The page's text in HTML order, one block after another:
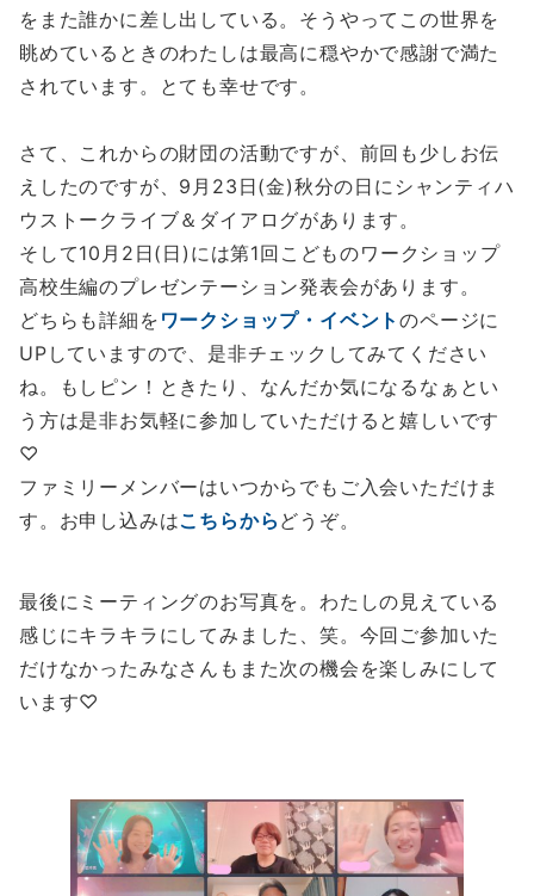
をまた誰かに差し出している。そうやってこの世界を
眺めているときのわたしは最高に穏やかで感謝で満た
されています。とても幸せです。
さて、これからの財団の活動ですが、前回も少しお伝
えしたのですが、9月23日(金)秋分の日にシャンティハ
ウストークライブ＆ダイアログがあります。
そして10月2日(日)には第1回こどものワークショップ
高校生編のプレゼンテーション発表会があります。
どちらも詳細を ワークショップ・イベントのページに
UPしていますので、是非チェックしてみてください
ね。もしピン！ときたり、なんだか気になるなぁとい
う方は是非お気軽に参加していただけると嬉しいです
♡
ファミリーメンバーはいつからでもご入会いただけま
す。お申し込みはこちらから どうぞ。
最後にミーティングのお写真を。わたしの見えている
感じにキラキラにしてみました、笑。今回ご参加いた
だけなかったみなさんもまた次の機会を楽しみにして
います♡